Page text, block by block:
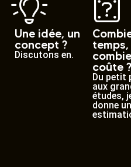
Une idée, un
concept ?
Discutons en.
temps,
coûte ?
Du petit
aux
études,
donne